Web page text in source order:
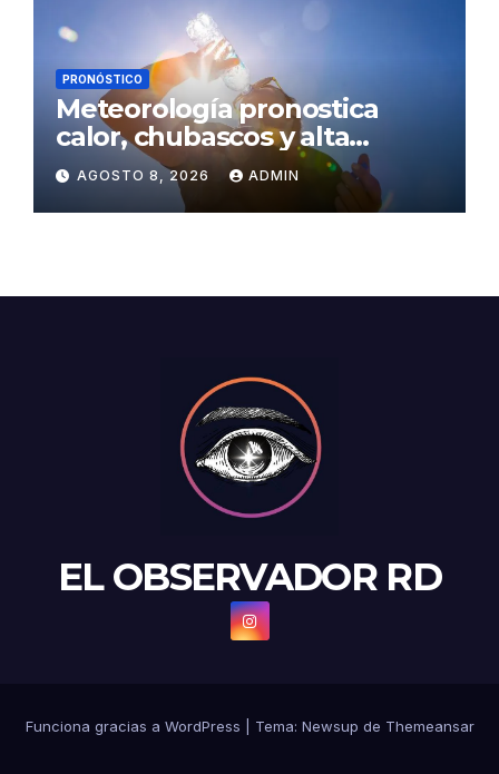
PRONÓSTICO
Meteorología pronostica
calor, chubascos y alta
concentración de polvo del
Sahara para este sábado
AGOSTO 8, 2026 ADMIN
EL OBSERVADOR RD
Funciona gracias a WordPress Tema: Newsup de Themeansar